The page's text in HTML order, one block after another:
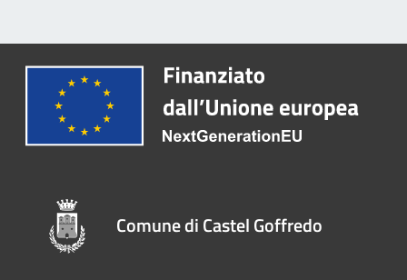
Comune di Castel Goffredo